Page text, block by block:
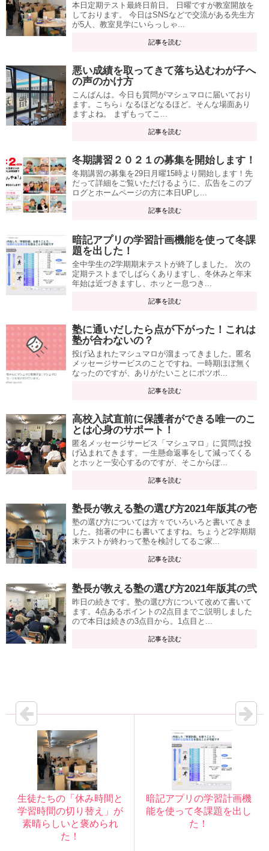
本日定期テスト最終日前日。 日曜ですが教室開放を
しております。 今日はSNSなどで交流がある先生方
が5人、教室見学にいらっしゃ...
記事を読む
悪い成績を取ってきて落ち込むわが子へ
の声のかけ方
こんばんは。今日も質問がマシュマロに届いており
ます。こちら↓ なるほどなるほど。そんな場面あり
ますよね。 まずもってこ...
記事を読む
冬期講習２０２１の募集を開始します！
冬期講習の募集を29日月曜15時より開始します！先
だって詳細をご覧いただけるように、広告をこのブ
ログとホームページの方に本日UPし...
記事を読む
暗記アプリの学習計画機能を使って冬課
題を出した！
全中学生の2学期期末テストが終了しました。 次の
定期テストまでしばらくありますし、冬休みと年末
年始は近づきますし、ホッと一息つき...
記事を読む
塾に通いだしたら点が下がった！これは
塾が合わないの？
投げ込まれたマシュマロが溜まってきました。匿名
メッセージサービスのことですね。一時期ほぼ無く
なったのですが、ありがたいことにポツポ...
記事を読む
高校入試直前に保護者ができる唯一のこ
とは心身のサポート！
匿名メッセージサービス「マシュマロ」に質問は投
げ込まれてきます。一生懸命返事をして減ってくる
とホッと一安心するのですが、そこからぽ...
記事を読む
塾長が教える塾の選び方2021年版其の壱
塾の選び方については方々でいろいろと書いてきま
した。拙著の中にも書いてますね。ちょうど2学期期
末テストが終わって塾を検討してるご家...
記事を読む
塾長が教える塾の選び方2021年版其の弐
昨日の続きです。塾の選び方について改めて書いて
ます。4点あるポイントの2点目までご説明しました
ので本日は続きの3点目から。1点目と...
記事を読む
生徒たちの「休み時間と
学習時間の切り替え」が
素晴らしいと褒められ
た！
暗記アプリの学習計画機
能を使って冬課題を出し
た！